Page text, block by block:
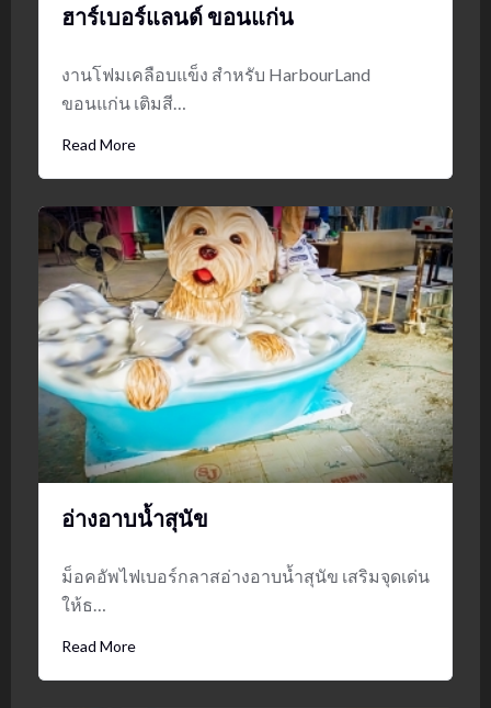
ฮาร์เบอร์แลนด์ ขอนแก่น
งานโฟมเคลือบแข็ง สำหรับ HarbourLand
ขอนแก่น เติมสี…
Read More
อ่างอาบน้ำสุนัข
ม็อคอัพไฟเบอร์กลาสอ่างอาบน้ำสุนัข เสริมจุดเด่น
ให้ธ…
Read More